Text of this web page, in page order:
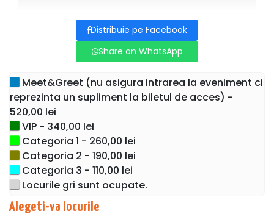
Sala Palatului va deveni epicentrul emoției și al
romantismului într-o seară care va rămâne scrisă în istoria
concertelor din capitală.
mai iubiți și influenți artiști ai Turciei, vine pentru prima dată
în România, oferind publicului o ocazie unică de a
experimenta live carisma sa inconfundabilă.
Distribuie pe Facebook
Share on WhatsApp
Meet&Greet (nu asigura intrarea la eveniment ci
reprezinta un supliment la biletul de acces) -
520,00 lei
VIP - 340,00 lei
Categoria 1 - 260,00 lei
Categoria 2 - 190,00 lei
Categoria 3 - 110,00 lei
Locurile gri sunt ocupate.
Alegeti-va locurile